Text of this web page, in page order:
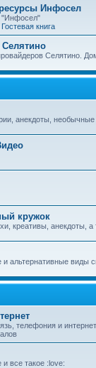
Инфосел
"Инфосел"
Гостевая книга
Селятино
Селятино.
анекдоты,
кружок
креативы, анекдоты, а
и альтернативные виды
телефония и
все такое :love: